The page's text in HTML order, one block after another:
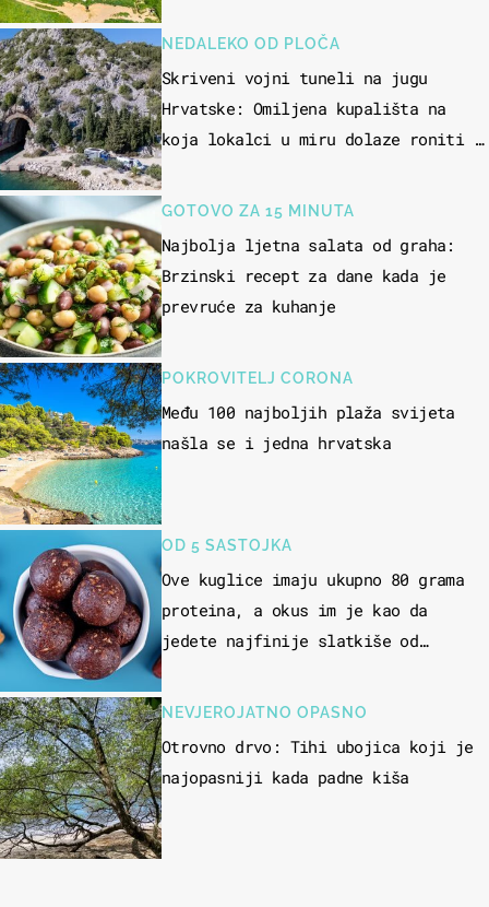
NEDALEKO OD PLOČA
Skriveni vojni tuneli na jugu
Hrvatske: Omiljena kupališta na
koja lokalci u miru dolaze roniti i
GOTOVO ZA 15 MINUTA
Najbolja ljetna salata od graha:
Brzinski recept za dane kada je
prevruće za kuhanje
POKROVITELJ CORONA
Među 100 najboljih plaža svijeta
našla se i jedna hrvatska
OD 5 SASTOJKA
Ove kuglice imaju ukupno 80 grama
proteina, a okus im je kao da
jedete najfinije slatkiše od
NEVJEROJATNO OPASNO
Otrovno drvo: Tihi ubojica koji je
najopasniji kada padne kiša